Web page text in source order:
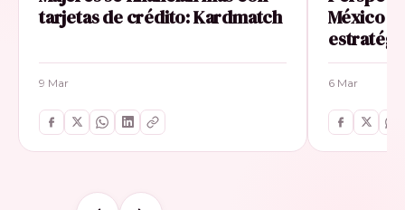
tarjetas de crédito: Kardmatch
9 Mar
México
6 Mar